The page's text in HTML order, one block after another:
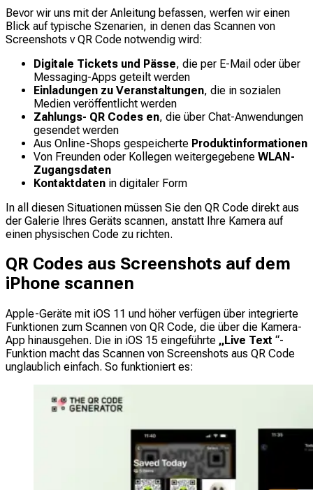
Bevor wir uns mit der Anleitung befassen, werfen wir einen
Blick auf typische Szenarien, in denen das Scannen von
Screenshots v QR Code notwendig wird:
Digitale Tickets und Pässe, die per E-Mail oder über
Messaging-Apps geteilt werden
Einladungen zu Veranstaltungen, die in sozialen
Medien veröffentlicht werden
Zahlungs- QR Codes en, die über Chat-Anwendungen
gesendet werden
Aus Online-Shops gespeicherte Produktinformationen
Von Freunden oder Kollegen weitergegebene WLAN-
Zugangsdaten
Kontaktdaten in digitaler Form
In all diesen Situationen müssen Sie den QR Code direkt aus
der Galerie Ihres Geräts scannen, anstatt Ihre Kamera auf
einen physischen Code zu richten.
QR Codes aus Screenshots auf dem
iPhone scannen
Apple-Geräte mit iOS 11 und höher verfügen über integrierte
Funktionen zum Scannen von QR Code, die über die Kamera-
App hinausgehen. Die in iOS 15 eingeführte „Live Text “-
Funktion macht das Scannen von Screenshots aus QR Code
unglaublich einfach. So funktioniert es: